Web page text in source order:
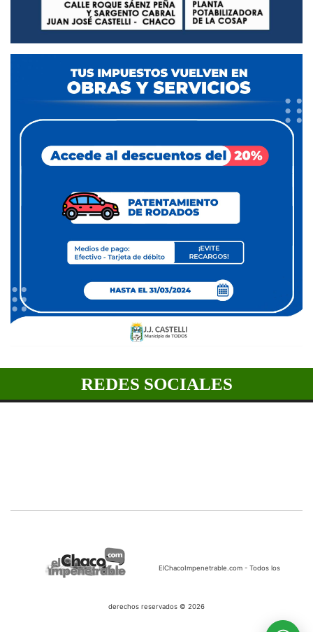
REDES SOCIALES
ElChacoImpenetrable.com - Todos los
derechos reservados © 2026